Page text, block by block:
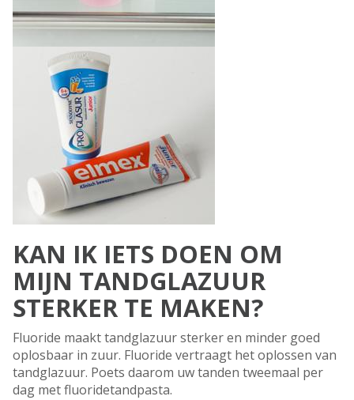
KAN IK IETS DOEN OM
MIJN TANDGLAZUUR
STERKER TE MAKEN?
Fluoride maakt tandglazuur sterker en minder goed
oplosbaar in zuur. Fluoride vertraagt het oplossen van
tandglazuur. Poets daarom uw tanden tweemaal per
dag met fluoridetandpasta.